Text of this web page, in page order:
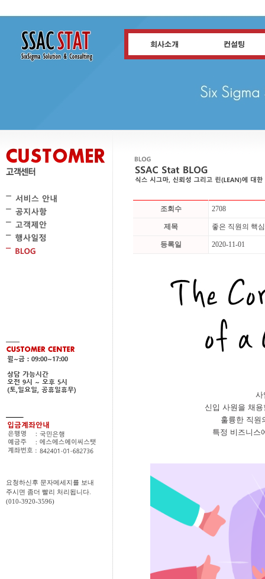
요청하신후 문자메세지를 보내
주시면 좀더 빨리 처리됩니다.
(010-3920-3596)
조회수 2708
제목 좋은 직원의 핵
등록일 2020-11-01
사
신입 사원을 채
훌륭한 직원
특정 비즈니스